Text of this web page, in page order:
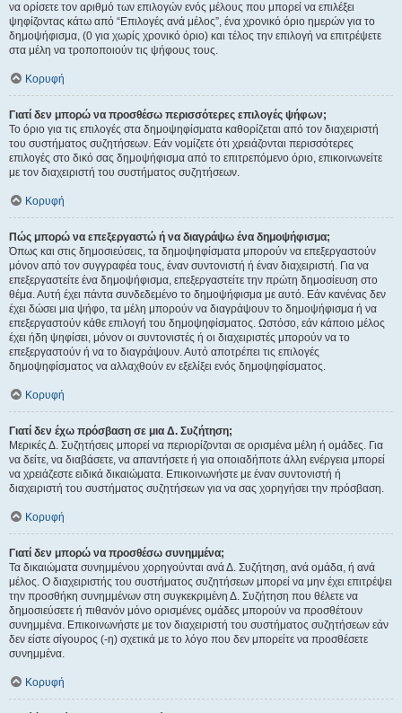
να ορίσετε τον αριθμό των επιλογών ενός μέλους που μπορεί να επιλέξει
ψηφίζοντας κάτω από “Επιλογές ανά μέλος”, ένα χρονικό όριο ημερών για το
δημοψήφισμα, (0 για χωρίς χρονικό όριο) και τέλος την επιλογή να επιτρέψετε
στα μέλη να τροποποιούν τις ψήφους τους.
Κορυφή
Γιατί δεν μπορώ να προσθέσω περισσότερες επιλογές ψήφων;
Το όριο για τις επιλογές στα δημοψηφίσματα καθορίζεται από τον διαχειριστή
του συστήματος συζητήσεων. Εάν νομίζετε ότι χρειάζονται περισσότερες
επιλογές στο δικό σας δημοψήφισμα από το επιτρεπόμενο όριο, επικοινωνείτε
με τον διαχειριστή του συστήματος συζητήσεων.
Κορυφή
Πώς μπορώ να επεξεργαστώ ή να διαγράψω ένα δημοψήφισμα;
Όπως και στις δημοσιεύσεις, τα δημοψηφίσματα μπορούν να επεξεργαστούν
μόνον από τον συγγραφέα τους, έναν συντονιστή ή έναν διαχειριστή. Για να
επεξεργαστείτε ένα δημοψήφισμα, επεξεργαστείτε την πρώτη δημοσίευση στο
θέμα. Αυτή έχει πάντα συνδεδεμένο το δημοψήφισμα με αυτό. Εάν κανένας δεν
έχει δώσει μια ψήφο, τα μέλη μπορούν να διαγράψουν το δημοψήφισμα ή να
επεξεργαστούν κάθε επιλογή του δημοψηφίσματος. Ωστόσο, εάν κάποιο μέλος
έχει ήδη ψηφίσει, μόνον οι συντονιστές ή οι διαχειριστές μπορούν να το
επεξεργαστούν ή να το διαγράψουν. Αυτό αποτρέπει τις επιλογές
δημοψηφίσματος να αλλαχθούν εν εξελίξει ενός δημοψηφίσματος.
Κορυφή
Γιατί δεν έχω πρόσβαση σε μια Δ. Συζήτηση;
Μερικές Δ. Συζητήσεις μπορεί να περιορίζονται σε ορισμένα μέλη ή ομάδες. Για
να δείτε, να διαβάσετε, να απαντήσετε ή για οποιαδήποτε άλλη ενέργεια μπορεί
να χρειάζεστε ειδικά δικαιώματα. Επικοινωνήστε με έναν συντονιστή ή
διαχειριστή του συστήματος συζητήσεων για να σας χορηγήσει την πρόσβαση.
Κορυφή
Γιατί δεν μπορώ να προσθέσω συνημμένα;
Τα δικαιώματα συνημμένου χορηγούνται ανά Δ. Συζήτηση, ανά ομάδα, ή ανά
μέλος. Ο διαχειριστής του συστήματος συζητήσεων μπορεί να μην έχει επιτρέψει
την προσθήκη συνημμένων στη συγκεκριμένη Δ. Συζήτηση που θέλετε να
δημοσιεύσετε ή πιθανόν μόνο ορισμένες ομάδες μπορούν να προσθέτουν
συνημμένα. Επικοινωνήστε με τον διαχειριστή του συστήματος συζητήσεων εάν
δεν είστε σίγουρος (-η) σχετικά με το λόγο που δεν μπορείτε να προσθέσετε
συνημμένα.
Κορυφή